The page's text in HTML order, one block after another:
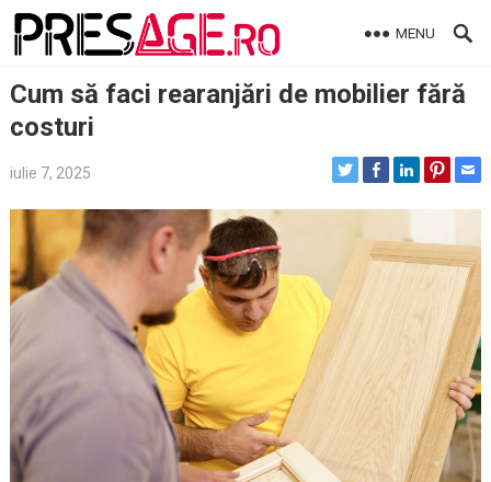
Skip
MENU
Cum să faci rearanjări de mobilier fără
costuri
iulie 7, 2025